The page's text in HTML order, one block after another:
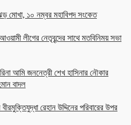
মোখা, ১০ নম্বর মহাবিপদ সংকেত
লীগের নেতৃবৃন্দের সাথে মতবিনিময় সভা
আমি জননেত্রী শেখ হাসিনার নৌকার
বাদল
রেহান উদ্দিনের পরিবারের উপর